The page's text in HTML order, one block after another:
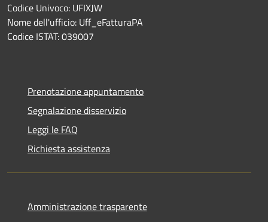
Codice Univoco: UFIXJW
Nome dell'ufficio: Uff_eFatturaPA
Codice ISTAT: 039007
Prenotazione appuntamento
Segnalazione disservizio
Leggi le FAQ
Richiesta assistenza
Amministrazione trasparente